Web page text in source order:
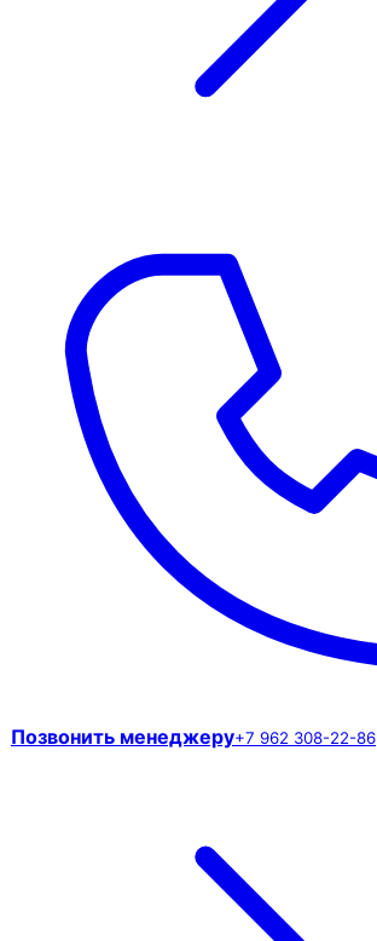
Позвонить менеджеру+7 962 308-22-86